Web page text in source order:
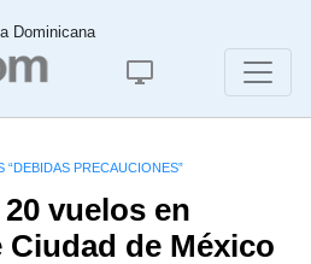
Dominicana
“DEBIDAS PRECAUCIONES”
vuelos en
de México